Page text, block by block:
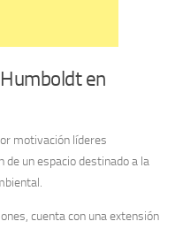
en
motivación líderes
un espacio destinado a la
cuenta con una extensión